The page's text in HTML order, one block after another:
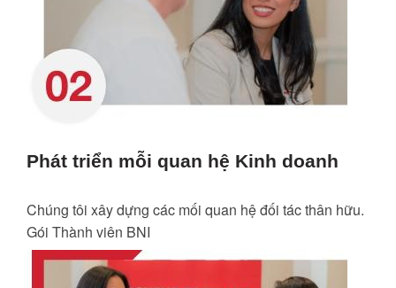
Phát triển mỗi quan hệ Kinh doanh
Chúng tôi xây dựng các mối quan hệ đối tác thân hữu.
Gói Thành viên BNI